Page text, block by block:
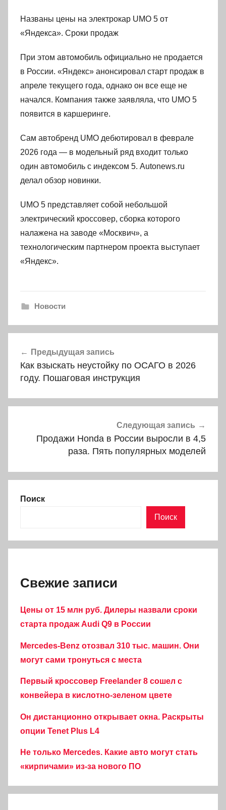
Названы цены на электрокар UMO 5 от
«Яндекса». Сроки продаж
При этом автомобиль официально не продается
в России. «Яндекс» анонсировал старт продаж в
апреле текущего года, однако он все еще не
начался. Компания также заявляла, что UMO 5
появится в каршеринге.
Сам автобренд UMO дебютировал в феврале
2026 года — в модельный ряд входит только
один автомобиль с индексом 5. Autonews.ru
делал обзор новинки.
UMO 5 представляет собой небольшой
электрический кроссовер, сборка которого
налажена на заводе «Москвич», а
технологическим партнером проекта выступает
«Яндекс».
Новости
по
записям
Предыдущая запись
Как взыскать неустойку по ОСАГО в 2026
году. Пошаговая инструкция
Следующая запись
Продажи Honda в России выросли в 4,5
раза. Пять популярных моделей
Поиск
Поиск
Свежие записи
Цены от 15 млн руб. Дилеры назвали сроки
старта продаж Audi Q9 в России
Mercedes-Benz отозвал 310 тыс. машин. Они
могут сами тронуться с места
Первый кроссовер Freelander 8 сошел с
конвейера в кислотно-зеленом цвете
Он дистанционно открывает окна. Раскрыты
опции Tenet Plus L4
Не только Mercedes. Какие авто могут стать
«кирпичами» из-за нового ПО